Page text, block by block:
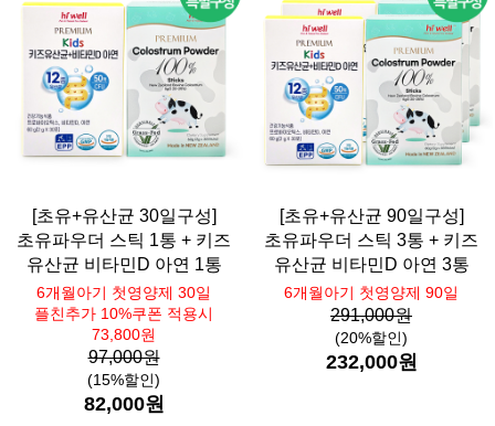
[초유+유산균 30일구성]
초유파우더 스틱 1통 + 키즈
유산균 비타민D 아연 1통
6개월아기 첫영양제 30일
플친추가 10%쿠폰 적용시
73,800원
97,000원
(15%할인)
82,000원
[초유+유산균 90일구성]
초유파우더 스틱 3통 + 키즈
유산균 비타민D 아연 3통
6개월아기 첫영양제 90일
291,000원
(20%할인)
232,000원